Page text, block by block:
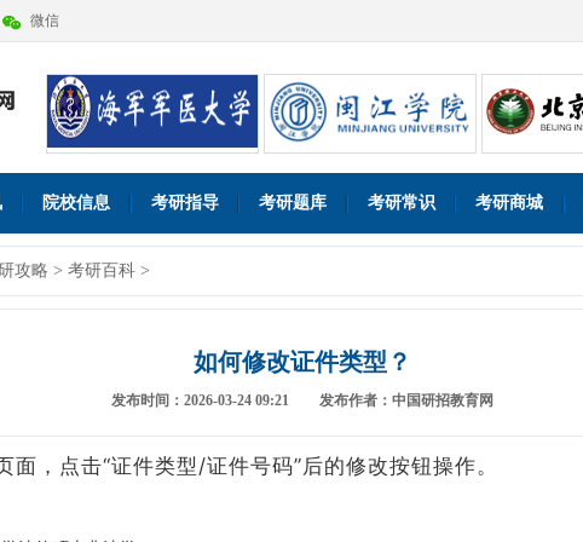
微信
院校信息 考研指导 考研题库 考研常识 考研商城
攻略 > 考研百科 >
如何修改证件类型？
发布时间：2026-03-24 09:21 发布作者：中国研招教育网
面，点击“证件类型/证件号码”后的修改按钮操作。